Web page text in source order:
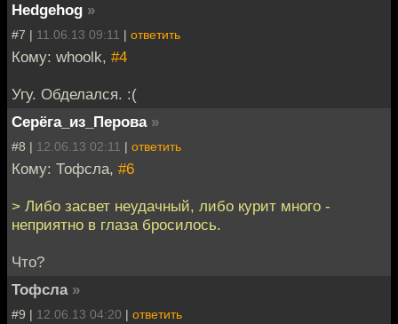
Hedgehog »
#7 | 11.06.13 09:11 | ответить
Кому: whoolk, #4
Угу. Обделался. :(
Серёга_из_Перова »
#8 | 12.06.13 02:11 | ответить
Кому: Тофсла, #6
> Либо засвет неудачный, либо курит много -
неприятно в глаза бросилось.
Что?
Тофсла »
#9 | 12.06.13 04:20 | ответить